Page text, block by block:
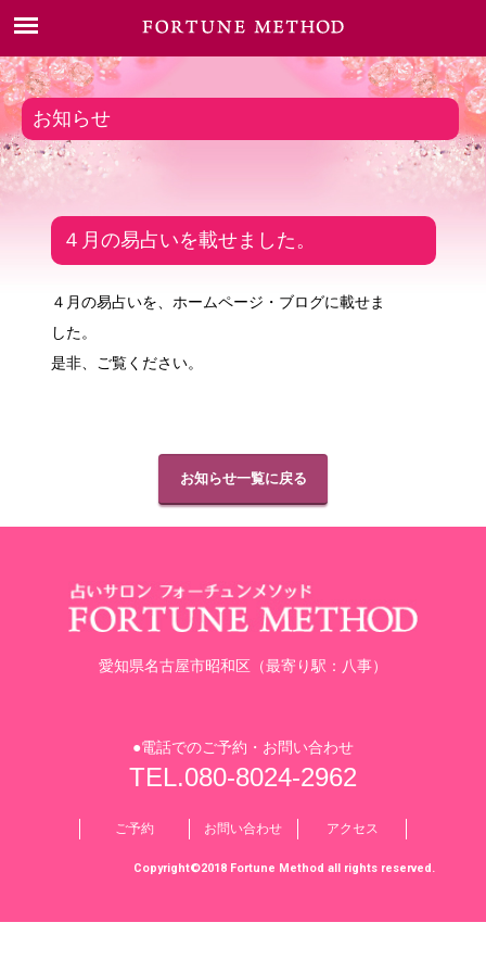
お知らせ
４月の易占いを載せました。
４月の易占いを、ホームページ・ブログに載せま
した。
是非、ご覧ください。
お知らせ一覧に戻る
愛知県名古屋市昭和区（最寄り駅：八事）
●電話でのご予約・お問い合わせ
TEL.080-8024-2962
ご予約 お問い合わせ アクセス
Copyright©2018 Fortune Method all rights reserved.